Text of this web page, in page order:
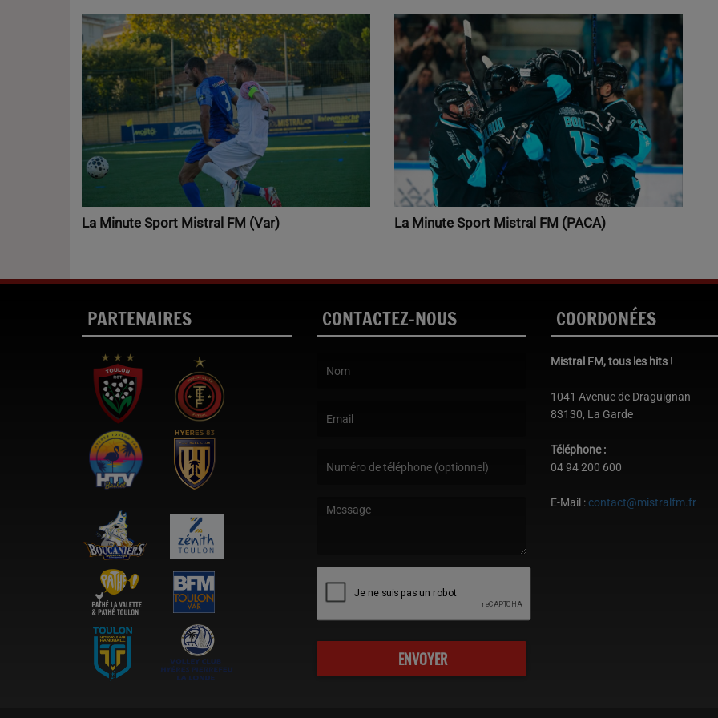
La Minute Sport Mistral FM (Var) La Minute Sport Mistral FM (PACA)
PARTENAIRES CONTACTEZ-NOUS
ENVOYER
COORDONÉES
Mistral FM, tous les hits !
1041 Avenue de Draguignan
83130, La Garde
Téléphone :
04 94 200 600
E-Mail :contact@mistralfm.fr